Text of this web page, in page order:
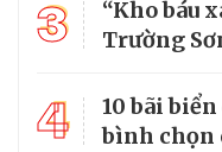
3
“Kho báu
Trường
4
10 bãi
bình chọn